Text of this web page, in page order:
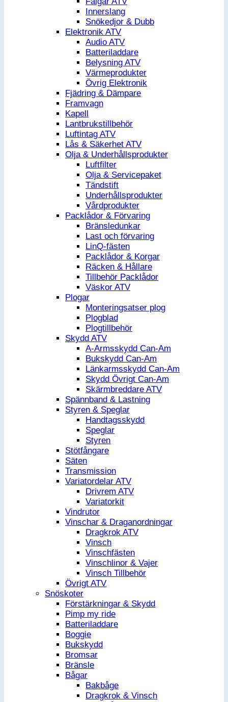
Innerslang
Snökedjor & Dubb
Elektronik ATV
Audio ATV
Batteriladdare
Belysning ATV
Värmeprodukter
Övrig Elektronik
Fjädring & Dämpare
Framvagn
Kapell
Lantbrukstillbehör
Luftintag ATV
Lås & Säkerhet ATV
Olja & Underhållsprodukter
Luftfilter
Olja & Servicepaket
Tändstift
Underhållsprodukter
Vårdprodukter
Packlådor & Förvaring
Bränsledunkar
Last och förvaring
LinQ-fästen
Packlådor & Korgar
Räcken & Hållare
Tillbehör Packlådor
Väskor ATV
Plogar
Monteringsatser plog
Plogblad
Plogtillbehör
Skydd ATV
A-Armsskydd Can-Am
Bukskydd Can-Am
Länkarmsskydd Can-Am
Skydd Övrigt Can-Am
Skärmbreddare ATV
Spännband & Lastning
Styren & Speglar
Handtagsskydd
Speglar
Styren
Stötfångare
Säten
Transmission
Variatordelar ATV
Drivrem ATV
Variatorkit
Vindrutor
Vinschar & Draganordningar
Dragkrok ATV
Vinsch
Vinschfästen
Vinschlinor & Vajer
Vinsch Tillbehör
Övrigt ATV
Snöskoter
Förstärkningar & Skydd
Pimp my ride
Batteriladdare
Boggie
Bukskydd
Bromsar
Bränsle
Bågar
Bakbåge
Dragkrok & Vinsch